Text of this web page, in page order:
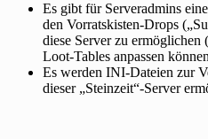
Es gibt für Serveradmins
den Vorratskisten-Drops
diese Server zu ermöglichen
Loot-Tables anpassen
Es werden INI-Dateien zur
dieser „Steinzeit“-Server